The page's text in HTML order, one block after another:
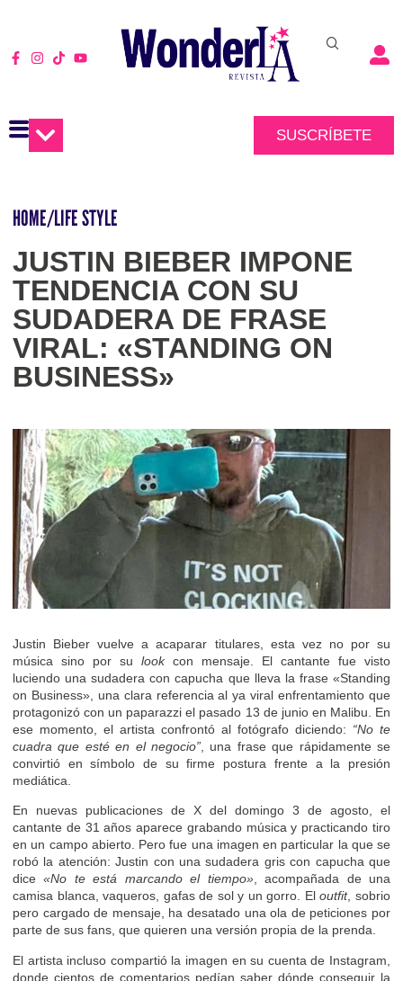
SUSCRÍBETE
HOME/LIFE STYLE
JUSTIN BIEBER IMPONE
TENDENCIA CON SU
SUDADERA DE FRASE
VIRAL: «STANDING ON
BUSINESS»
Justin Bieber vuelve a acaparar titulares, esta vez no por su
música sino por su lookcon mensaje. El cantante fue visto
luciendo una sudadera con capucha que lleva la frase «Standing
on Business», una clara referencia al ya viral enfrentamiento que
protagonizó con un paparazzi el pasado 13 de junio en Malibu. En
ese momento, el artista confrontó al fotógrafo diciendo: “No te
cuadra que esté en el negocio” , una frase que rápidamente se
convirtió en símbolo de su firme postura frente a la presión
mediática.
En nuevas publicaciones de X del domingo 3 de agosto, el
cantante de 31 años aparece grabando música y practicando tiro
en un campo abierto. Pero fue una imagen en particular la que se
robó la atención: Justin con una sudadera gris con capucha que
dice«No te está marcando el tiempo», acompañada de una
camisa blanca, vaqueros, gafas de sol y un gorro. Eloutfit, sobrio
pero cargado de mensaje, ha desatado una ola de peticiones por
parte de sus fans, que quieren una versión propia de la prenda.
El artista incluso compartió la imagen en su cuenta de Instagram,
donde cientos de comentarios pedían saber dónde conseguir la